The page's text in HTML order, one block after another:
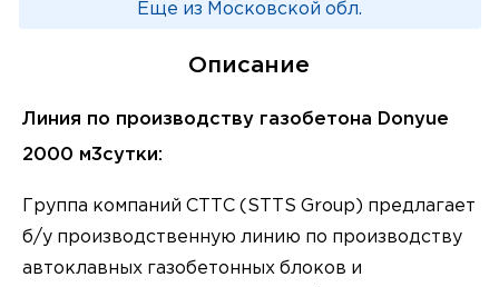
Еще из Московской обл.
Описание
Линия по производству газобетона Donyue
2000 м3сутки:
Группа компаний СТТС (STTS Group) предлагает
б/у производственную линию по производству
автоклавных газобетонных блоков и